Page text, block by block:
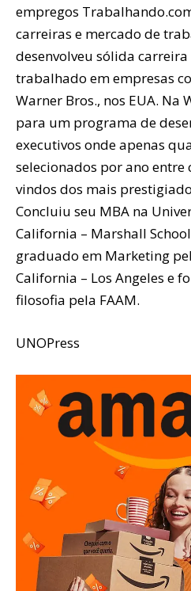
empregos
carreiras e mercado de
desenvolveu sólida
trabalhado em empresas
Warner Bros., nos EUA. Na
para um programa de
executivos onde apenas
selecionados por ano entre
vindos dos mais
Concluiu seu MBA na
California – Marshall
graduado em Marketing
California – Los Angeles e
filosofia pela FAAM.
UNOPress